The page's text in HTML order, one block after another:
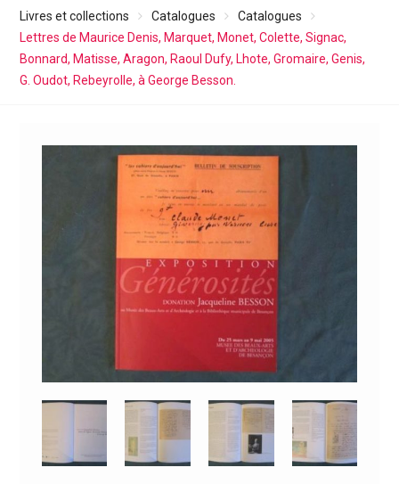
Livres et collections Catalogues
Catalogues
Lettres de Maurice Denis, Marquet, Monet, Colette, Signac,
Bonnard, Matisse, Aragon, Raoul Dufy, Lhote, Gromaire, Genis,
G. Oudot, Rebeyrolle, à George Besson.